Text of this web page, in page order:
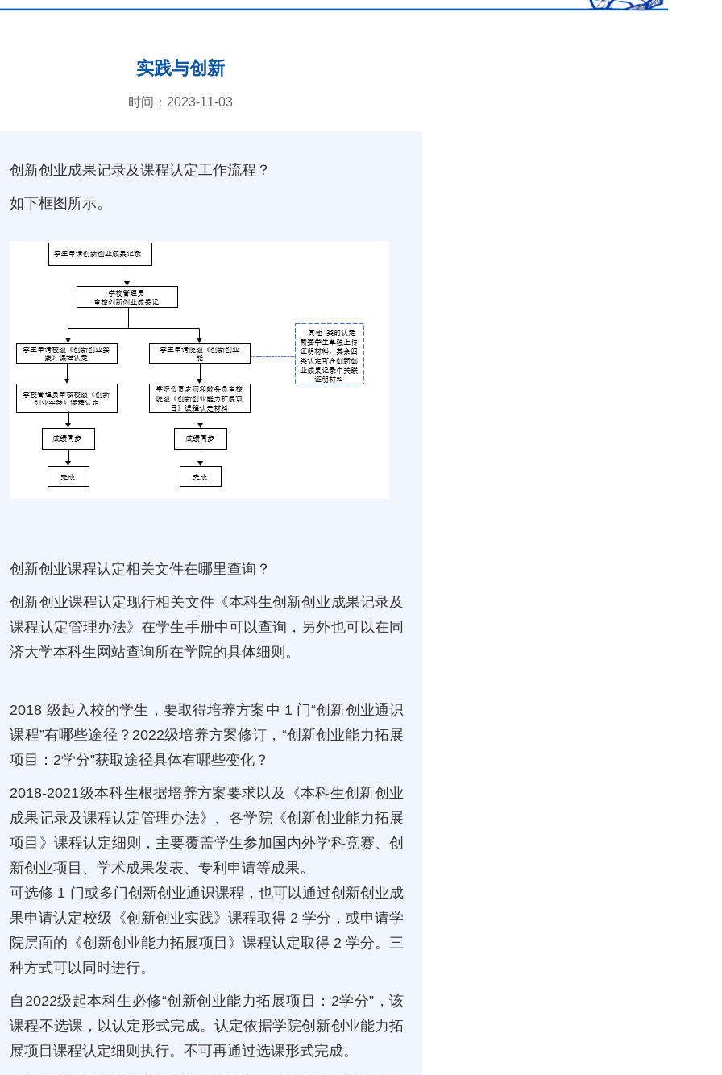
实践与创新
时间：2023-11-03
创新创业成果记录及课程认定工作流程？
如下框图所示。
创新创业课程认定相关文件在哪里查询？
创新创业课程认定现行相关文件《本科生创新创业成果记录及
课程认定管理办法》在学生手册中可以查询，另外也可以在同
济大学本科生网站查询所在学院的具体细则。
2018 级起入校的学生，要取得培养方案中 1 门“创新创业通识
课程”有哪些途径？2022级培养方案修订，“创新创业能力拓展
项目：2学分”获取途径具体有哪些变化？
2018-2021级本科生根据培养方案要求以及《本科生创新创业
成果记录及课程认定管理办法》、各学院《创新创业能力拓展
项目》课程认定细则，主要覆盖学生参加国内外学科竞赛、创
新创业项目、学术成果发表、专利申请等成果。
可选修 1 门或多门创新创业通识课程，也可以通过创新创业成
果申请认定校级《创新创业实践》课程取得 2 学分，或申请学
院层面的《创新创业能力拓展项目》课程认定取得 2 学分。三
种方式可以同时进行。
自2022级起本科生必修“创新创业能力拓展项目：2学分”，该
课程不选课，以认定形式完成。认定依据学院创新创业能力拓
展项目课程认定细则执行。不可再通过选课形式完成。